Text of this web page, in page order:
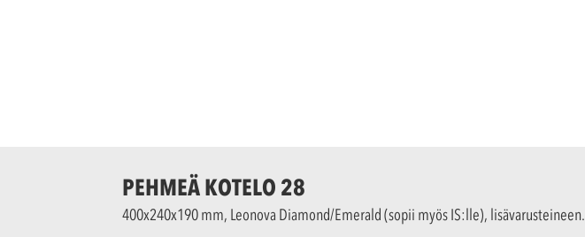
PEHMEÄ KOTELO 28
400x240x190 mm, Leonova Diamond/Emerald (sopii myös IS:lle), lisävarusteineen.